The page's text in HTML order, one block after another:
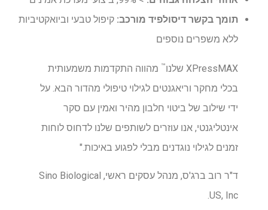
תומך בקשר דיסולפיד מורכב: קיפול טבעי וביואקטיביות
ללא משפרים נוספים
XPressMAX שלנו ™ מהווה התקדמות משמעותית
בכלי מחקר וריאגנטים לגילוי טיפולי מהדור הבא. על
ידי שילוב של ביטוי חלבון מהיר ואמין עם סקר
אינטליגנטי, אנו עוזרים לשותפים שלנו לדחוס לוחות
זמנים לגילוי נוגדנים מבלי לפגוע באיכות."
ד"ר רוב ברג'ס, מנהל עסקים ראשי, Sino Biological
US, Inc.